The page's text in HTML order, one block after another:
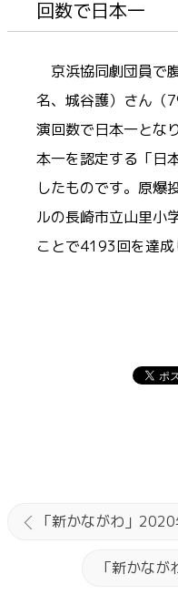
回数で日本一
京浜協同劇団員で
名、城谷護）さん（
演回数で日本一とな
本一を認定する「日
したものです。原爆
ルの長崎市立山里小
ことで4193回を達成